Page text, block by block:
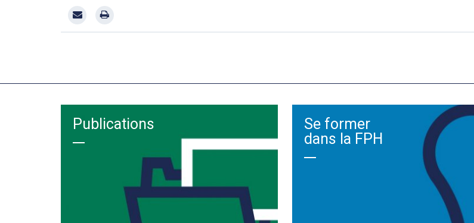
Publications
Se former
dans la FPH